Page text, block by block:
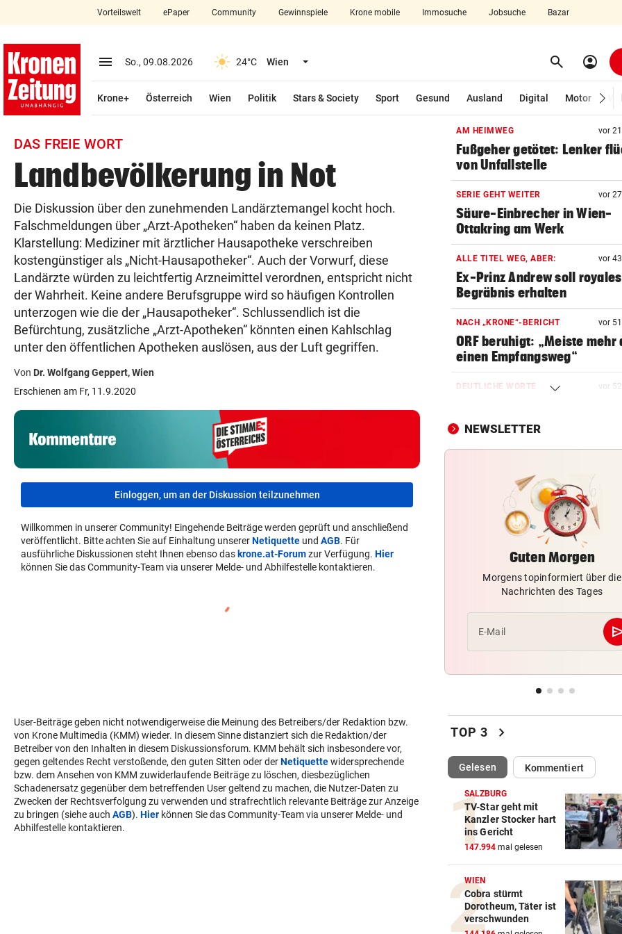
closeSchließen
account_circle Anmelden
arrow_right
pin_drop
Wien
bookmark Merkliste
search
Suchbegriff
eingeben
© Krone Multimedia GmbH & Co KG 2026
Muthgasse 2, 1190 Wien
Vorteilswelt ePaper Community Gewinnspiele Krone mobile Immosuche Jobsuche Bazar
menu Menü aufklappen
So., 09.08.2026 24°C Wien Menü aufklappen search Suchen
account_circle
Krone+ Österreich Wien Politik Stars & Society Sport Gesund Ausland Digital Motor
DAS FREIE WORT
Landbevölkerung in Not
Die Diskussion über den zunehmenden Landärztemangel kocht hoch.
Falschmeldungen über „Arzt-Apotheken“ haben da keinen Platz.
Klarstellung: Mediziner mit ärztlicher Hausapotheke verschreiben
kostengünstiger als „Nicht-Hausapotheker“. Auch der Vorwurf, diese
Landärzte würden zu leichtfertig Arzneimittel verordnen, entspricht nicht
der Wahrheit. Keine andere Berufsgruppe wird so häufigen Kontrollen
unterzogen wie die der „Hausapotheker“. Schlussendlich ist die
Befürchtung, zusätzliche „Arzt-Apotheken“ könnten einen Kahlschlag
unter den öffentlichen Apotheken auslösen, aus der Luft gegriffen.
Dr. Wolfgang Geppert, Wien
Erschienen am Fr, 11.9.2020
Einloggen, um an der Diskussion teilzunehmen
Willkommen in unserer Community! Eingehende Beiträge werden geprüft und anschließend
veröffentlicht. Bitte achten Sie auf Einhaltung unsererNetiquette und AGB. Für
ausführliche Diskussionen steht Ihnen ebenso daskrone.at-Forumzur Verfügung. Hier
können Sie das Community-Team via unserer Melde- und Abhilfestelle kontaktieren.
AM HEIMWEG vor
Fußgeher getötet: Lenker
von Unfallstelle
SERIE GEHT WEITER vor
Säure-Einbrecher in Wien-
Ottakring am Werk
ALLE TITEL WEG, ABER: vor
Ex-Prinz Andrew soll royales
Begräbnis erhalten
NACH „KRONE“-BERICHT vor
ORF beruhigt: „Meiste mehr
einen Empfangsweg“
DEUTLICHE WORTE vor
mit Ex-Klub ab
WAREN ES JÄGER?
ihrem Auto
JEDE 5. IST GEFÄHRDET
Armut: Kindererziehung
Frauen die Pension
MIT DROGEN IM GEPÄCK
Mädchen (8) von E-Scooter-
Fahrer niedergerast
mitgeschleift
Traktor während der Fahrt in
Flammen aufgegangen
NIMMT SPRICHWORT ERNST
Schweizer Influencer frisst
echten Besen
LIZENZEN FEHLEN
Zwei Bullen-Talente sind
der Warteschleife
VERANSTALTER GESCHOCKT
Drohung: 3000 Besucher
NEWSLETTER
Guten Morgen
Morgens topinformiert über die
Nachrichten des Tages
E-Mail
TOP 3 chevron_right
Gelesen(ausgewählt)Kommentiert
SALZBURG
TV-Star geht mit
Kanzler Stocker hart
ins Gericht
147.994 mal gelesen
WIEN
Cobra stürmt
Dorotheum, Täter ist
verschwunden